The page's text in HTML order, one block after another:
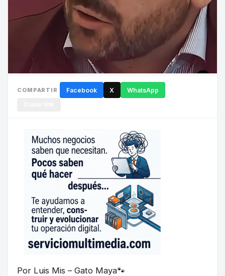
COMPARTIR Facebook X WhatsApp
Por Luis Mis – Gato Maya🐾